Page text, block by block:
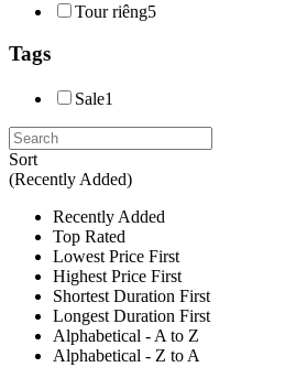
Tour riêng5
Tags
Sale1
Sort
(Recently Added)
Recently Added
Top Rated
Lowest Price First
Highest Price First
Shortest Duration First
Longest Duration First
Alphabetical - A to Z
Alphabetical - Z to A